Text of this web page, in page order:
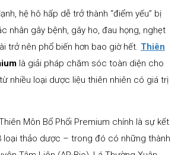
hệ hô hấp dễ trở thành “điểm yếu” bị
nhân gây bệnh, gây ho, đau họng, nghẹt
trở nên phổ biến hơn bao giờ hết. Thiên
là giải pháp chăm sóc toàn diện cho
nhiều loại dược liệu thiên nhiên có giá trị
Môn Bổ Phổi Premium chính là sự kết
loại thảo dược – trong đó có những thành